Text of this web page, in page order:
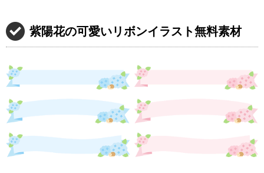
紫陽花の可愛いリボンイラスト無料素材